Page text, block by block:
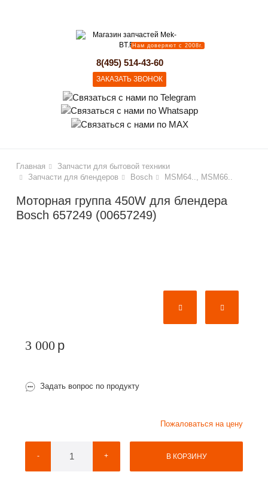
Нам доверяют с 2008г.
8(495) 514-43-60
ЗАКАЗАТЬ ЗВОНОК
Главная
Запчасти для бытовой техники
Запчасти для блендеров
Bosch MSM64.., MSM66..
Моторная группа 450W для блендера
Bosch 657249 (00657249)
3 000 p
Задать вопрос по продукту
Пожаловаться на цену
- + В КОРЗИНУ